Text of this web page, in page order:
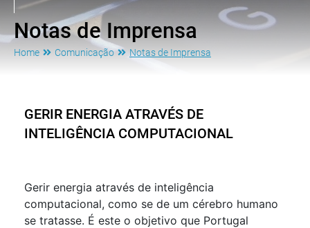
Notas de Imprensa
Home Comunicação Notas de Imprensa
GERIR ENERGIA ATRAVÉS DE
INTELIGÊNCIA COMPUTACIONAL
Gerir energia através de inteligência
computacional, como se de um cérebro humano
se tratasse. É este o objetivo que Portugal